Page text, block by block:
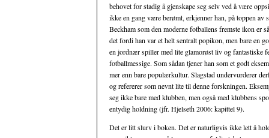
behovet for stadig å gjenskape seg selv ved å være
ikke en gang være berømt, erkjenner han, på toppen av
Beckham som den moderne fotballens fremste ikon er
det fordi han var et helt sentralt popikon, men bare en
en jordnær spiller med lite glamorøst liv og fantastiske
fotballmessige. Som sådan tjener han som et godt
mer enn bare populærkultur. Slagstad undervurderer
og refererer som nevnt lite til denne forskningen.
seg ikke bare med klubben, men også med klubbens
entydig holdning (jfr. Hjelseth 2006: kapittel 9).
Det er litt slurv i boken. Det er naturligvis ikke lett å